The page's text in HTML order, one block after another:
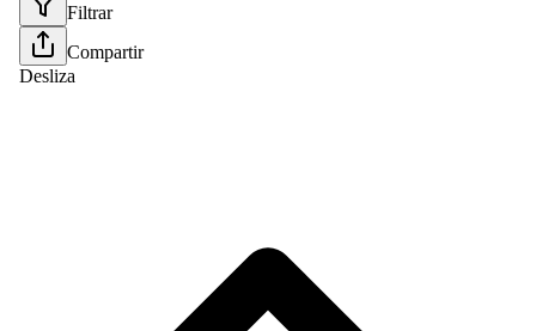
Filtrar
Compartir
Desliza